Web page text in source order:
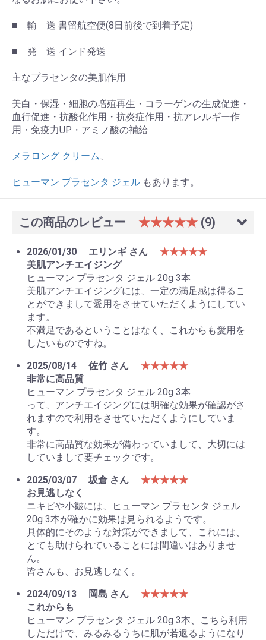
お買い物を続ける カートへ進む
■ 輸 送 書留航空便(8日前後で到着予定)
■ 発 送 インド発送
主なプラセンタの美肌作用
美白・保湿・細胞の増殖再生・コラーゲンの生成促進・
血行促進・抗酸化作用・抗炎症作用・抗アレルギー作
用・免疫力UP・アミノ酸の補給
メラロング クリーム、
ヒューマン プラセンタ ジェル もあります。
この商品のレビュー ★★★★★ (9)
2026/01/30 エリンギ さん
★★★★★
美肌アンチエイジング
ヒューマン プラセンタ ジェル 20g 3本
美肌アンチエイジングには、一定の満足感は得るこ
とができまして愛用をさせていただくようにしてい
ます。
不満足であるということはなく、これからも愛用を
したいものですね。
2025/08/14
佐竹 さん
★★★★★
非常に高品質
ヒューマン プラセンタ ジェル 20g 3本
って、アンチエイジングには明確な効果が確認がさ
れますので利用をさせていただくようにしていま
す。
非常に高品質な効果が備わっていまして、大切には
していまして要チェックです。
2025/03/07
坂倉 さん
★★★★★
お見逃しなく
ニキビや小皺には、ヒューマン プラセンタ ジェル
20g 3本が確かに効果は見られるようです。
具体的にそのような対策ができまして、これには、
とても助けられていることには間違いはありませ
ん。
皆さんも、お見逃しなく。
2024/09/13
岡島 さん
★★★★★
これからも
ヒューマン プラセンタ ジェル 20g 3本、こちら利用
しただけで、みるみるうちに肌が若返るようになり